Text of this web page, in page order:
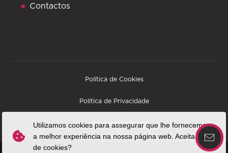
Contactos
Política de Cookies
Política de Privacidade
Livro de reclamações
Utilizamos cookies para assegurar que lhe fornecemos
a melhor experiência na nossa página web. Aceita o uso
de cookies?